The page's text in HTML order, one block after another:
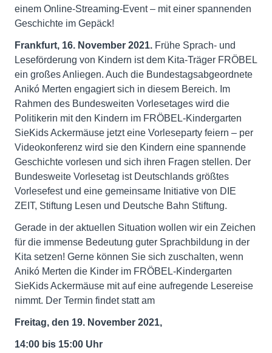
einem Online-Streaming-Event – mit einer spannenden
Geschichte im Gepäck!
Frankfurt, 16. November 2021. Frühe Sprach- und
Leseförderung von Kindern ist dem Kita-Träger FRÖBEL
ein großes Anliegen. Auch die Bundestagsabgeordnete
Anikó Merten engagiert sich in diesem Bereich. Im
Rahmen des Bundesweiten Vorlesetages wird die
Politikerin mit den Kindern im FRÖBEL-Kindergarten
SieKids Ackermäuse jetzt eine Vorleseparty feiern – per
Videokonferenz wird sie den Kindern eine spannende
Geschichte vorlesen und sich ihren Fragen stellen. Der
Bundesweite Vorlesetag ist Deutschlands größtes
Vorlesefest und eine gemeinsame Initiative von DIE
ZEIT, Stiftung Lesen und Deutsche Bahn Stiftung.
Gerade in der aktuellen Situation wollen wir ein Zeichen
für die immense Bedeutung guter Sprachbildung in der
Kita setzen! Gerne können Sie sich zuschalten, wenn
Anikó Merten die Kinder im FRÖBEL-Kindergarten
SieKids Ackermäuse mit auf eine aufregende Lesereise
nimmt. Der Termin findet statt am
Freitag, den 19. November 2021,
14:00 bis 15:00 Uhr